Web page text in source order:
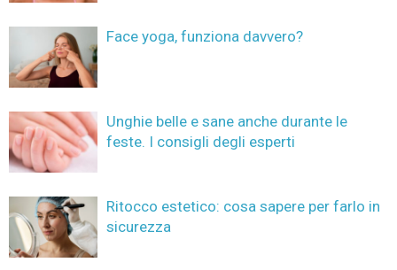
Face yoga, funziona davvero?
Unghie belle e sane anche durante le
feste. I consigli degli esperti
Ritocco estetico: cosa sapere per farlo in
sicurezza